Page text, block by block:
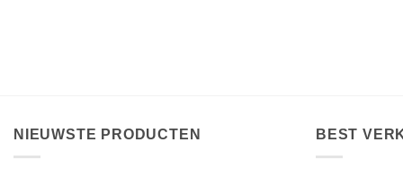
NIEUWSTE PRODUCTEN BEST